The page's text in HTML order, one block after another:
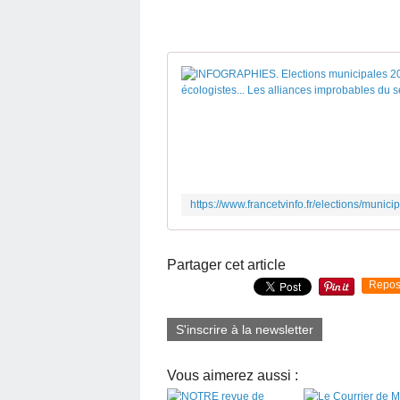
Partager cet article
S'inscrire à la newsletter
Vous aimerez aussi :